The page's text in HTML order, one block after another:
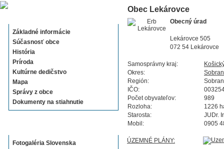
Základné informácie
Súčasnosť obce
História
Príroda
Kultúrne dedičstvo
Mapa
Správy z obce
Dokumenty na stiahnutie
Fotogaléria Slovenska
Obec Lekárovce
Obecný úrad
Lekárovce 505
072 54 Lekárovce
Samosprávny kraj:
Okres:
Región:
IČO:
Počet obyvateľov:
989
Rozloha:
1226
Starosta:
JUDr.
Mobil:
0905
ÚZEMNÉ PLÁNY: